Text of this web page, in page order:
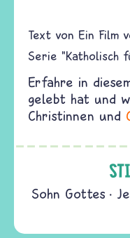
Text von Ein Film
Serie "Katholisch
Erfahre in
gelebt hat und
Christinnen und
Sohn Gottes